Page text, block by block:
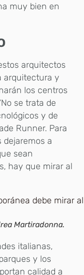
muy bien en
arquitectos
arquitectura y
los centros
se trata de
y de
Runner. Para
dejaremos a
sean
hay que mirar al
Martiradonna.
italianas,
y los
calidad a